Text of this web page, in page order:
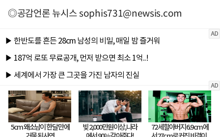
◎공감언론 뉴시스sophis731@newsis.com